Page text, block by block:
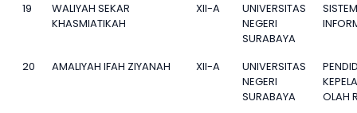
19
WALIYAH SEKAR
KHASMIATIKAH
XII-A
UNIVERSITAS
NEGERI
SURABAYA
SISTEM
20 AMALIYAH IFAH ZIYANAH XII-A
UNIVERSITAS
NEGERI
SURABAYA
OLAH